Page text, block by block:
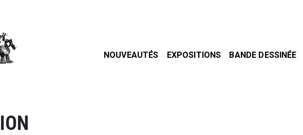
NOUVEAUTÉS EXPOSITIONS BANDE DESSINÉE